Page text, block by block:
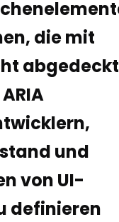
die mit
abgedeckt
und
von UI-
definieren